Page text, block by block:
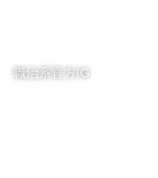
職治系官方IG